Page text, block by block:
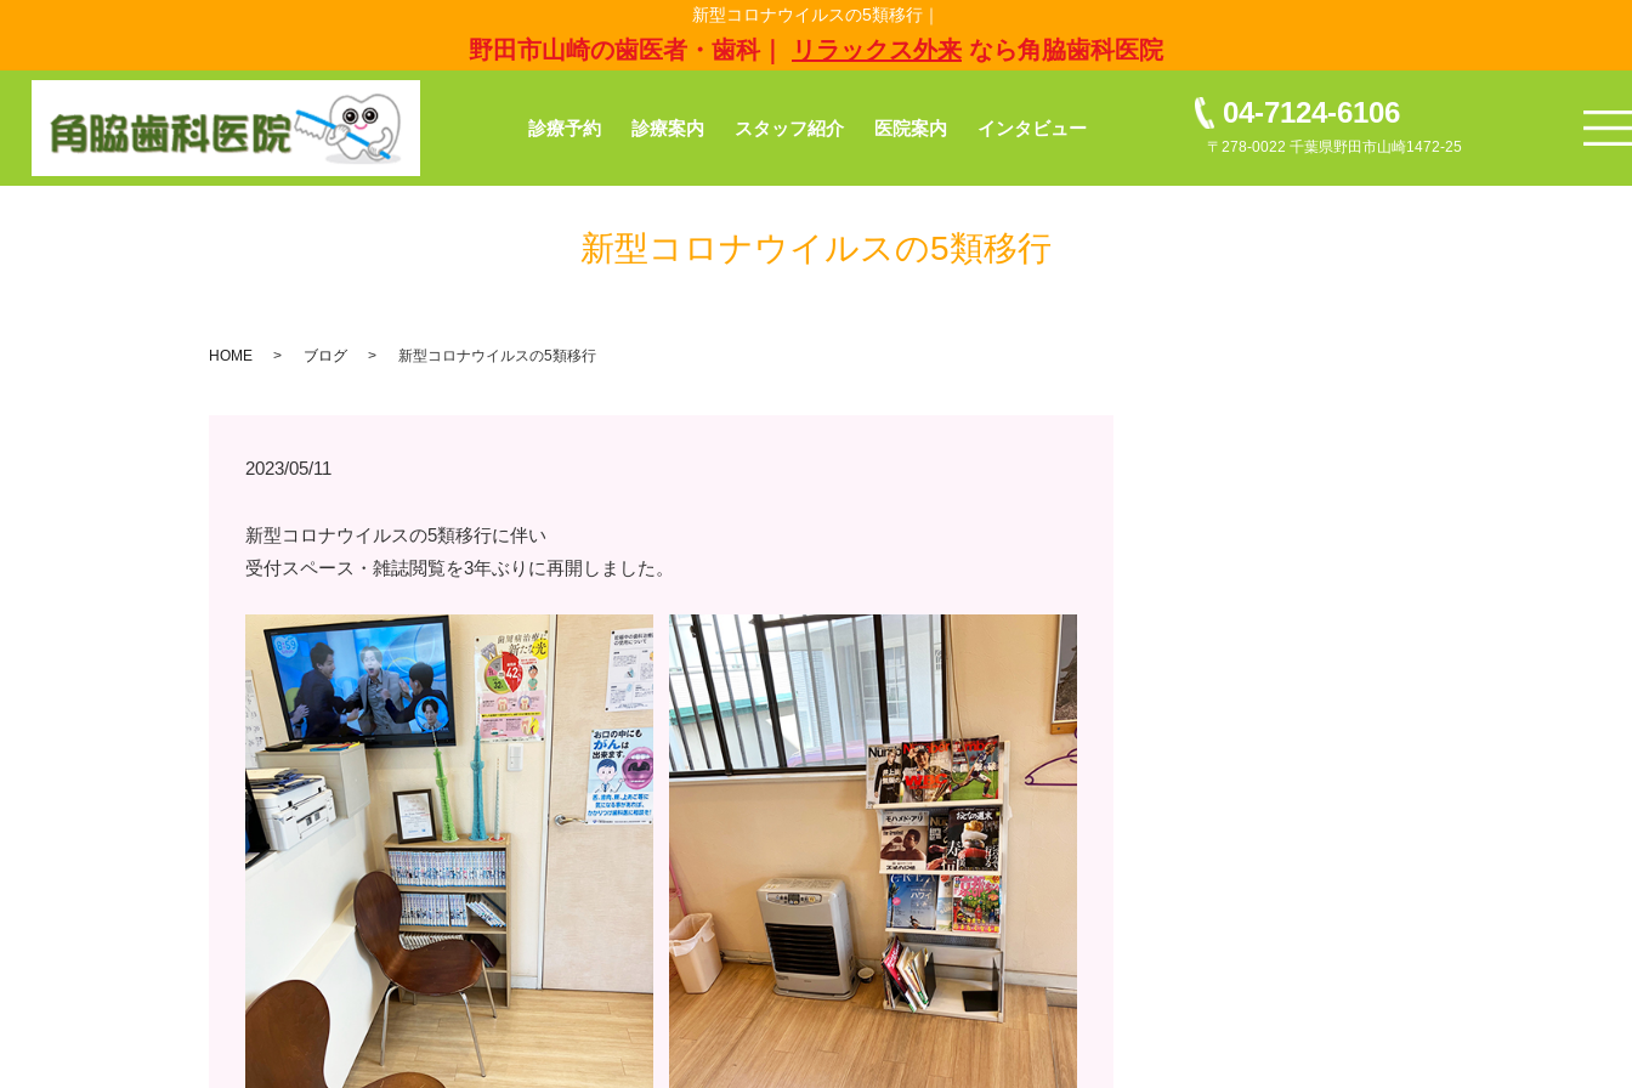
新型コロナウイルスの5類移行｜
野田市山崎の歯医者・歯科｜ リラックス外来 なら角脇歯科医院
診療予約 診療案内 スタッフ紹介 医院案内 インタビュー 04-7124-6106
〒278-0022 千葉県野田市山崎1472-25
新型コロナウイルスの5類移行
HOME ブログ 新型コロナウイルスの5類移行
2023/05/11
新型コロナウイルスの5類移行に伴い
受付スペース・雑誌閲覧を3年ぶりに再開しました。